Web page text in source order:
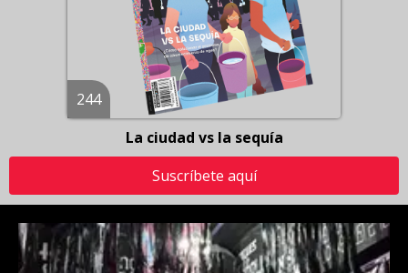
244
La ciudad vs la sequía
Suscríbete aquí